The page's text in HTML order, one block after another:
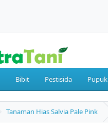
Bibit Pestisida Pupuk
Tanaman Hias Salvia Pale Pink